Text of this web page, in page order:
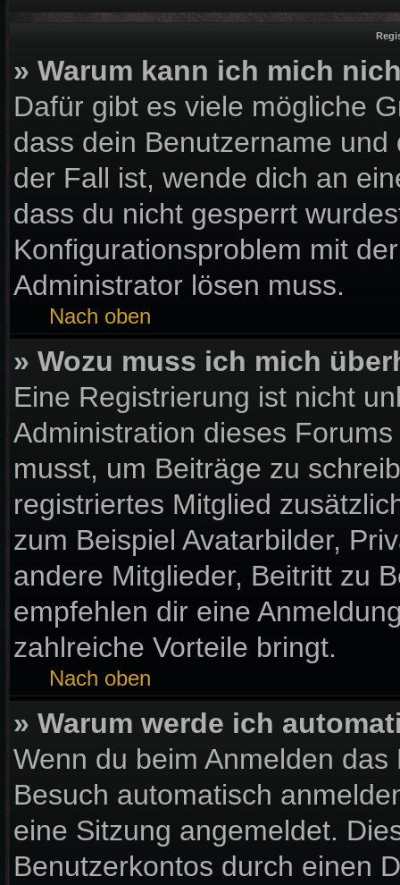
» Warum kann ich mich
Dafür gibt es viele mögliche
dass dein Benutzername
der Fall ist, wende dich an
dass du nicht gesperrt
Konfigurationsproblem mit
Administrator lösen muss.
Nach oben
» Wozu muss ich mich
Eine Registrierung ist nicht
Administration dieses
musst, um Beiträge zu
registriertes Mitglied
zum Beispiel Avatarbilder,
andere Mitglieder, Beitritt zu
empfehlen dir eine
zahlreiche Vorteile bringt.
Nach oben
» Warum werde ich
Wenn du beim Anmelden
Besuch automatisch
eine Sitzung angemeldet.
Benutzerkontos durch einen